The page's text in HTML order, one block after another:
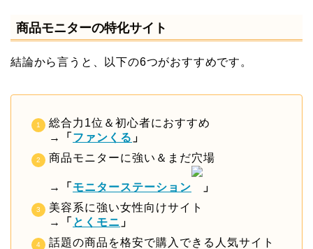
商品モニターの特化サイト
結論から言うと、以下の6つがおすすめです。
総合力1位＆初心者におすすめ
→
「 ファンくる 」
商品モニターに強い＆まだ穴場
→ 「 モニターステーション
」
美容系に強い女性向けサイト
→
「 とくモニ 」
話題の商品を格安で購入できる人気サイト